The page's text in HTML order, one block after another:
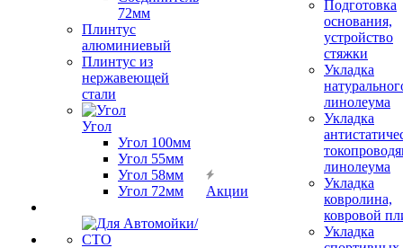
72мм
Плинтус
алюминиевый
Плинтус из
нержавеющей
стали
Угол
Угол 100мм
Угол 55мм
Угол 58мм
Угол 72мм
Акции
Подготовка
основания,
устройство
стяжки
Укладка
линолеума
Укладка
линолеума
Укладка
ковролина,
ковровой
Укладка